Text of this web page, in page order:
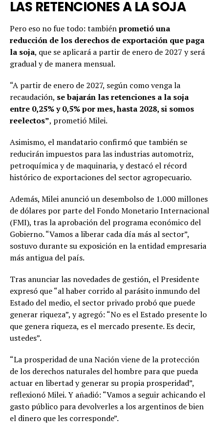
LAS RETENCIONES A LA SOJA
Pero eso no fue todo: tambiénprometió una
reducción de los derechos de exportación que paga
la soja, que se aplicará a partir de enero de 2027 y será
gradual y de manera mensual.
“A partir de enero de 2027, según como venga la
recaudación, se bajarán las retenciones a la soja
entre 0,25% y 0,5% por mes, hasta 2028, si somos
reelectos”, prometió Milei.
Asimismo, el mandatario confirmó que también se
reducirán impuestos para las industrias automotriz,
petroquímica y de maquinaria, y destacó el récord
histórico de exportaciones del sector agropecuario.
Además, Milei anunció un desembolso de 1.000 millones
de dólares por parte del Fondo Monetario Internacional
(FMI), tras la aprobación del programa económico del
Gobierno. “Vamos a liberar cada día más al sector”,
sostuvo durante su exposición en la entidad empresaria
más antigua del país.
Tras anunciar las novedades de gestión, el Presidente
expresó que “al haber corrido al parásito inmundo del
Estado del medio, el sector privado probó que puede
generar riqueza”, y agregó: “No es el Estado presente lo
que genera riqueza, es el mercado presente. Es decir,
ustedes”.
“La prosperidad de una Nación viene de la protección
de los derechos naturales del hombre para que pueda
actuar en libertad y generar su propia prosperidad”,
reflexionó Milei. Y añadió: “Vamos a seguir achicando el
gasto público para devolverles a los argentinos de bien
el dinero que les corresponde”.